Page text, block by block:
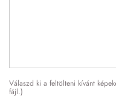
Válaszd ki a feltölteni kívánt
fájl.)